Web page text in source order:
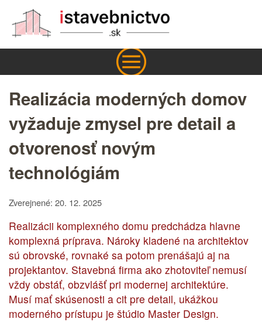
Realizácia moderných domov
vyžaduje zmysel pre detail a
otvorenosť novým
technológiám
Zverejnené: 20. 12. 2025
Realizácii komplexného domu predchádza hlavne
komplexná príprava. Nároky kladené na architektov
sú obrovské, rovnaké sa potom prenášajú aj na
projektantov. Stavebná firma ako zhotoviteľ nemusí
vždy obstáť, obzvlášť pri modernej architektúre.
Musí mať skúsenosti a cit pre detail, ukážkou
moderného prístupu je štúdio Master Design.